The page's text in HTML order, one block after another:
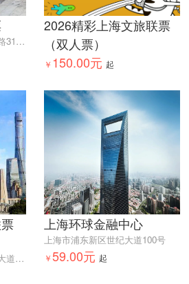
上海市浦东新区川沙镇黄赵路310号
2026精彩上海文旅联票
（双人票）
￥ 150.00元 起
上海市浦东新区陆家嘴世纪大道1号东方明珠东方明珠1号门
上海环球金融中心
上海市浦东新区世纪大道100号
￥59.00元 起